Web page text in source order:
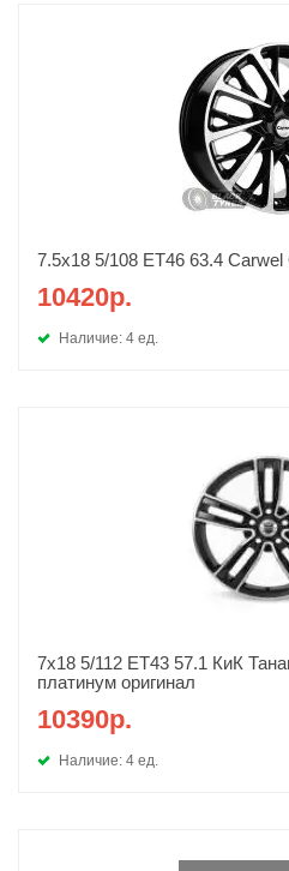
7.5x18 5/108 ET46 63.4
10420р.
Наличие: 4 ед.
7x18 5/112 ET43 57.1 КиК
платинум оригинал
10390р.
Наличие: 4 ед.